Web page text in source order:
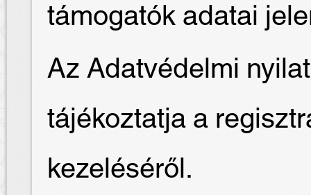
támogatók adatai
Az Adatvédelmi
tájékoztatja a
kezeléséről.